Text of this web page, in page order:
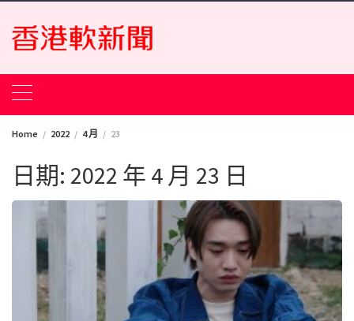
Skip
content
Home 2022 4 月 23
日期: 2022 年 4 月 23 日